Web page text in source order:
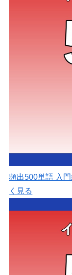
頻出500単語 入
く見る